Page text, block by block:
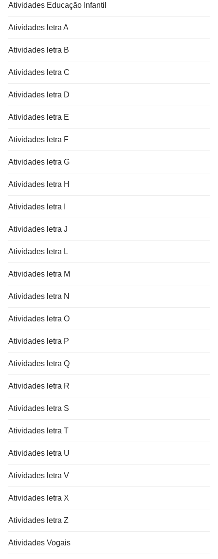
Atividades Educação Infantil
Atividades letra A
Atividades letra B
Atividades letra C
Atividades letra D
Atividades letra E
Atividades letra F
Atividades letra G
Atividades letra H
Atividades letra I
Atividades letra J
Atividades letra L
Atividades letra M
Atividades letra N
Atividades letra O
Atividades letra P
Atividades letra Q
Atividades letra R
Atividades letra S
Atividades letra T
Atividades letra U
Atividades letra V
Atividades letra X
Atividades letra Z
Atividades Vogais